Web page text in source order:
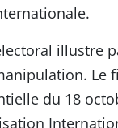
illustre
Le
du 18